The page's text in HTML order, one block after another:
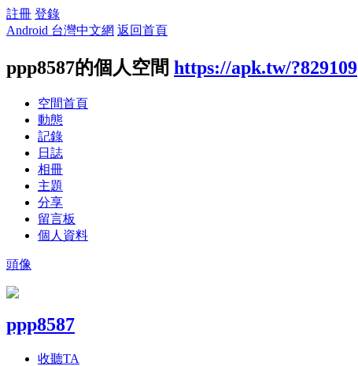
註冊 登錄
Android 台灣中文網 返回首頁
ppp8587的個人空間 https://apk.tw/?829109
空間首頁
動態
記錄
日誌
相冊
主題
分享
留言板
個人資料
頭像
ppp8587
收聽TA